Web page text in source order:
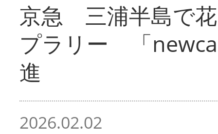
京急 三浦半島で
プラリー 「
進
2026.02.02